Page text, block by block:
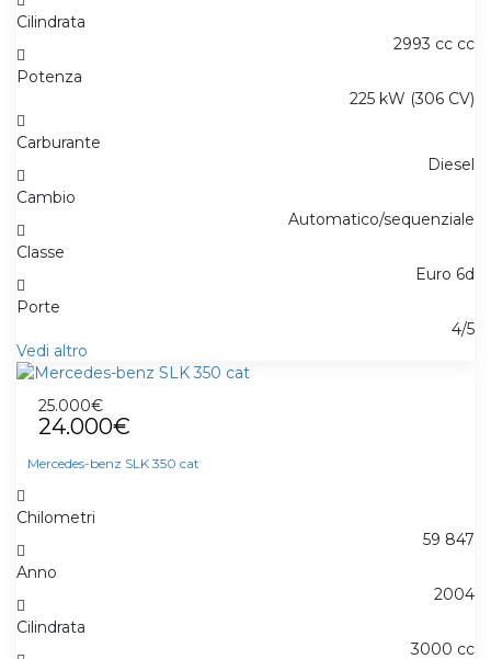
Cilindrata
2993 cc cc
Potenza
225 kW (306 CV)
Carburante
Diesel
Cambio
Automatico/sequenziale
Classe
Euro 6d
Porte
4/5
Vedi altro
25.000€
24.000€
Mercedes-benz SLK 350 cat
Chilometri
59 847
Anno
2004
Cilindrata
3000 cc